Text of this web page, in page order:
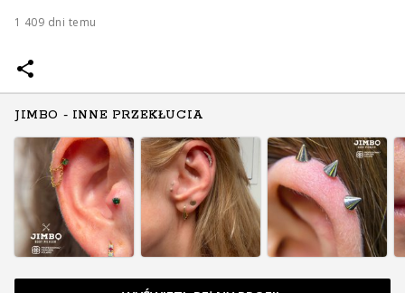
1 409 dni temu
JIMBO - INNE PRZEKŁUCIA